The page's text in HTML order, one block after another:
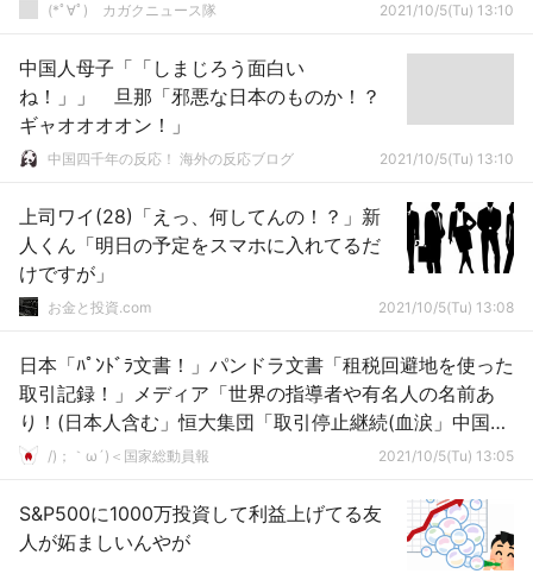
(*ﾟ∀ﾟ)ゞカガクニュース隊 2021/10/5(Tu) 13:10
中国人母子「「しまじろう面白い
ね！」」 旦那「邪悪な日本のものか！？
ギャオオオオン！」
中国四千年の反応！ 海外の反応ブログ 2021/10/5(Tu) 13:10
上司ワイ(28)「えっ、何してんの！？」新
人くん「明日の予定をスマホに入れてるだ
けですが」
お金と投資.com 2021/10/5(Tu) 13:08
日本「ﾊﾟﾝﾄﾞﾗ文書！」パンドラ文書「租税回避地を使った
取引記録！」メディア「世界の指導者や有名人の名前あ
り！(日本人含む」恒大集団「取引停止継続(血涙」中国
「あっ」→
/)；｀ω´)＜国家総動員報 2021/10/5(Tu) 13:05
S&P500に1000万投資して利益上げてる友
人が妬ましいんやが